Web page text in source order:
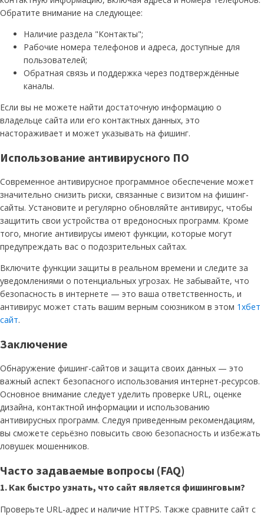
Обратите внимание на следующее:
Наличие раздела "Контакты";
Рабочие номера телефонов и адреса, доступные для
пользователей;
Обратная связь и поддержка через подтверждённые
каналы.
Если вы не можете найти достаточную информацию о
владельце сайта или его контактных данных, это
настораживает и может указывать на фишинг.
Использование антивирусного ПО
Современное антивирусное программное обеспечение может
значительно снизить риски, связанные с визитом на фишинг-
сайты. Установите и регулярно обновляйте антивирус, чтобы
защитить свои устройства от вредоносных программ. Кроме
того, многие антивирусы имеют функции, которые могут
предупреждать вас о подозрительных сайтах.
Включите функции защиты в реальном времени и следите за
уведомлениями о потенциальных угрозах. Не забывайте, что
безопасность в интернете — это ваша ответственность, и
антивирус может стать вашим верным союзником в этом 1хбет
сайт.
Заключение
Обнаружение фишинг-сайтов и защита своих данных — это
важный аспект безопасного использования интернет-ресурсов.
Основное внимание следует уделить проверке URL, оценке
дизайна, контактной информации и использованию
антивирусных программ. Следуя приведенным рекомендациям,
вы сможете серьёзно повысить свою безопасность и избежать
ловушек мошенников.
Часто задаваемые вопросы (FAQ)
1. Как быстро узнать, что сайт является фишинговым?
Проверьте URL-адрес и наличие HTTPS. Также сравните сайт с